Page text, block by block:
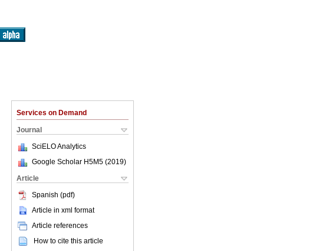
Services on Demand
Journal
SciELO Analytics
Google Scholar H5M5 (2019)
Article
Spanish (pdf)
Article in xml format
Article references
How to cite this article